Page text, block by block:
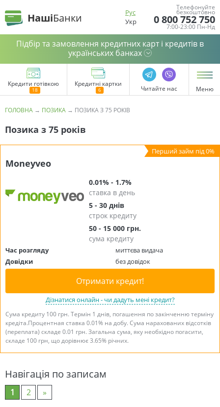
НашіБанки
Рус
Укр
Телефонуйте
безкоштовно
0 800 752 750
7:00-23:00 Пн-Нд
Підбір та замовлення кредитних карт і кредитів в
українських банках
Кредити готівкою Кредитні картки
Читайте нас Меню
ГОЛОВНА → ПОЗИКА → ПОЗИКА З 75 РОКІВ
Позика з 75 років
Moneyveo
0.01% - 1.7%
ставка в день
5 - 30 днів
строк кредиту
50 - 15 000 грн.
сума кредиту
Час розгляду
миттєва видача
Довідки
без довідок
Отримати кредит!
Дізнатися онлайн - чи дадуть мені кредит?
Сума кредиту 100 грн. Термін 1 днів, погашення по закінченню терміну
кредіта.Процентная ставка 0.01% на добу. Сума нарахованих відсотків
(переплата) складе 0.01 грн. Загальна сума, яку необхідно погасити,
складе 100 грн, що дорівнює 3.65% річних.
Навігація по записам
1 2 »